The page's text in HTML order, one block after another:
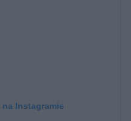
Instagramie